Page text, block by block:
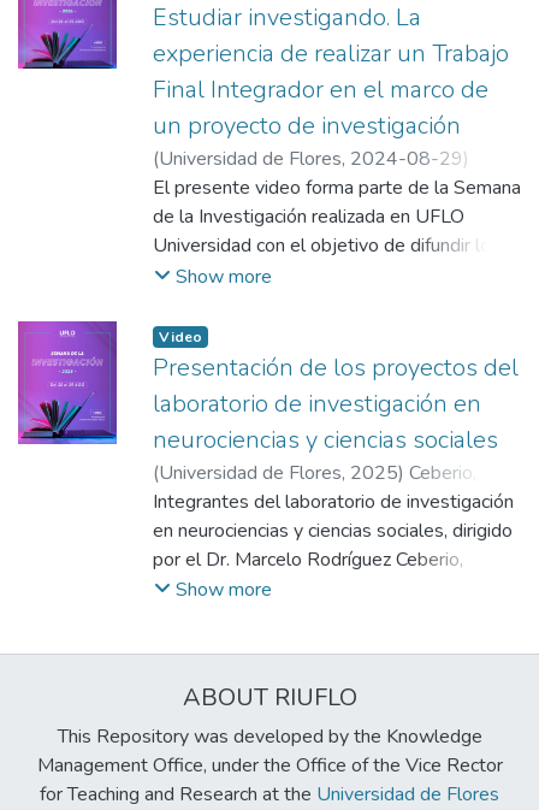
Estudiar investigando. La
experiencia de realizar un Trabajo
Final Integrador en el marco de
un proyecto de investigación
(Universidad de Flores, 2024-08-29)
Romero, Darío Fernando ;Baigorria, Gustavo
Juan
El presente video forma parte de la Semana
de la Investigación realizada en UFLO
Universidad con el objetivo de difundir los
quehaceres de dicha comunidad científica.
Show more
Video
Presentación de los proyectos del
laboratorio de investigación en
neurociencias y ciencias sociales
(Universidad de Flores, 2025) Ceberio,
Marcelo R.; Daverio, Romina;Juárez, Sofía;
Zermeño, Alan;Rodriguez Battaglini,
Florencia; Balma, Carolina Jael;Barbey,
Tomás;Dougulak, Cristian
Integrantes del laboratorio de investigación
en neurociencias y ciencias sociales, dirigido
por el Dr. Marcelo Rodríguez Ceberio,
repasan sus proyectos en curso. Estos son:
parentales de padres y madres argentinos
con hijos/as entre 8 y 12 años de edad",
"Estrés postraumático en residentes de
Bahía Blanca tras la inundación de 2025" y
Show more
ABOUT RIUFLO
This Repository was developed by the Knowledge
Management Office, under the Office of the Vice Rector
for Teaching and Research at the Universidad de Flores